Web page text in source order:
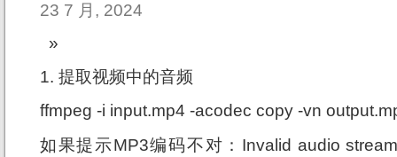
23 7 月, 2024
1. 提取视频中的音频
ffmpeg -i input.mp4 -acodec copy -vn
如果提示MP3编码不对：Invalid audio